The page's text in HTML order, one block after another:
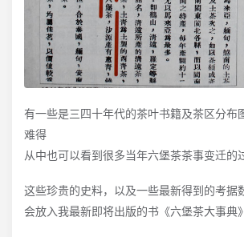
有一些是三四十年代的茶叶书籍及茶区分布
难得
从中也可以看到很多当年六堡茶茶事变迁的
这些珍贵的史料，以及一些最新得到的考据
会放入我最新即将出版的书《六堡茶大事典